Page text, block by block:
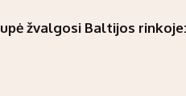
žvalgosi Baltijos